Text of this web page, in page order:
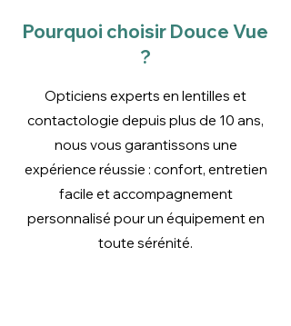
à titre indicatif par les professionnels
en contactologie de Douce Vue.
Nous conseillons de toujours lire
l’emballage avant l'utilisation d’un
produit.
Pourquoi choisir Douce Vue
?
Opticiens experts en lentilles et
contactologie depuis plus de 10 ans,
nous vous garantissons une
expérience réussie : confort, entretien
facile et accompagnement
personnalisé pour un équipement en
toute sérénité.